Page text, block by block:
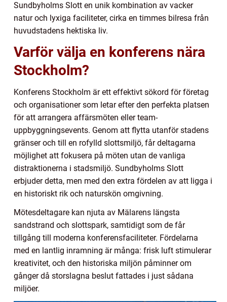
Sundbyholms Slott en unik kombination av vacker
natur och lyxiga faciliteter, cirka en timmes bilresa från
huvudstadens hektiska liv.
Varför välja en konferens nära
Stockholm?
Konferens Stockholm är ett effektivt sökord för företag
och organisationer som letar efter den perfekta platsen
för att arrangera affärsmöten eller team-
uppbyggningsevents. Genom att flytta utanför stadens
gränser och till en rofylld slottsmiljö, får deltagarna
möjlighet att fokusera på möten utan de vanliga
distraktionerna i stadsmiljö. Sundbyholms Slott
erbjuder detta, men med den extra fördelen av att ligga i
en historiskt rik och naturskön omgivning.
Mötesdeltagare kan njuta av Mälarens längsta
sandstrand och slottspark, samtidigt som de får
tillgång till moderna konferensfaciliteter. Fördelarna
med en lantlig inramning är många: frisk luft stimulerar
kreativitet, och den historiska miljön påminner om
gånger då storslagna beslut fattades i just sådana
miljöer.